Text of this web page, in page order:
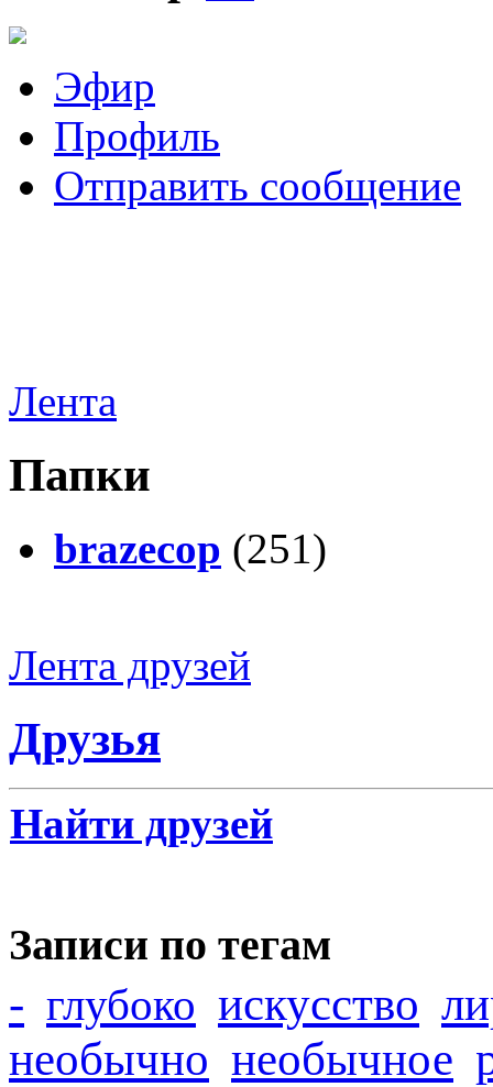
Эфир
Профиль
Отправить сообщение
Лента
Папки
brazecop (251)
Лента друзей
Друзья
Найти друзей
Записи по тегам
- глубоко искусство
необычно необычное